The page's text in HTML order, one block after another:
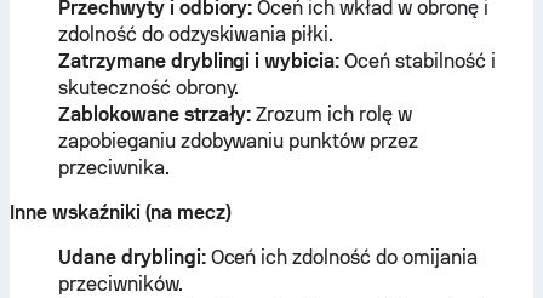
Przechwyty i odbiory: Oceń ich wkład w obronę i
zdolność do odzyskiwania piłki.
Zatrzymane dryblingi i wybicia: Oceń stabilność i
skuteczność obrony.
Zablokowane strzały: Zrozum ich rolę w
zapobieganiu zdobywaniu punktów przez
przeciwnika.
Inne wskaźniki (na mecz)
Udane dryblingi:Oceń ich zdolność do omijania
przeciwników.